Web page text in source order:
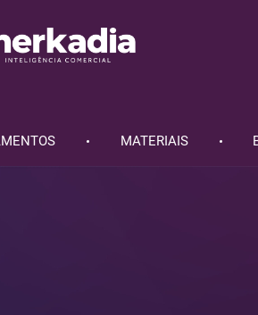
MATERIAIS